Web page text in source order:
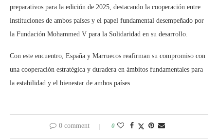
preparativos para la edición de 2025, destacando la cooperación entre
instituciones de ambos países y el papel fundamental desempeñado por
la Fundación Mohammed V para la Solidaridad en su desarrollo.
Con este encuentro, España y Marruecos reafirman su compromiso con
una cooperación estratégica y duradera en ámbitos fundamentales para
la estabilidad y el bienestar de ambos países.
0 comment 0